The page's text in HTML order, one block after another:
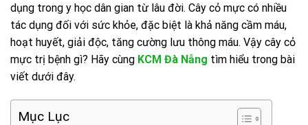
dụng trong y học dân gian từ lâu đời. Cây cỏ mực có nhiều
tác dụng đối với sức khỏe, đặc biệt là khả năng cầm máu,
hoạt huyết, giải độc, tăng cường lưu thông máu. Vậy cây cỏ
mực trị bệnh gì? Hãy cùng KCM Đà Nẫng tìm hiểu trong bài
viết dưới đây.
Mục Lục